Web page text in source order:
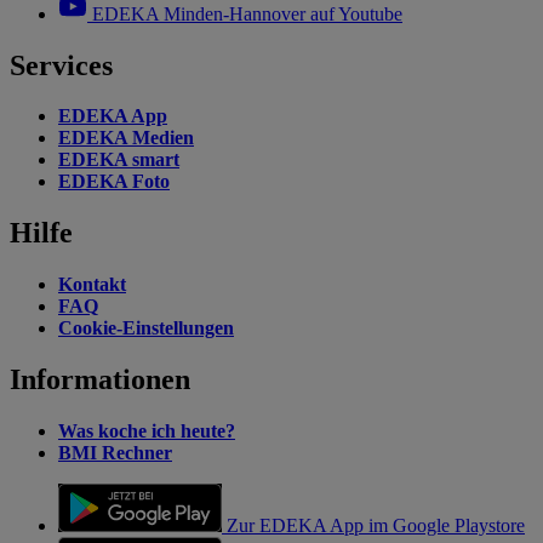
EDEKA Minden-Hannover auf Youtube
Services
EDEKA App
EDEKA Medien
EDEKA smart
EDEKA Foto
Hilfe
Kontakt
FAQ
Cookie-Einstellungen
Informationen
Was koche ich heute?
BMI Rechner
Zur EDEKA App im Google Playstore